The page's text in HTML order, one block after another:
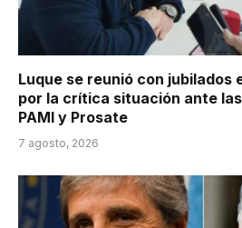
Luque se reunió con jubilados
por la crítica situación ante
PAMI y Prosate
7 agosto, 2026